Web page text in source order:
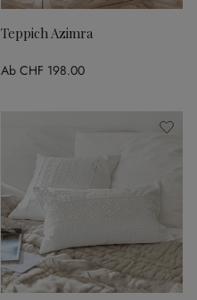
Teppich Azimra
Ab CHF 198.00